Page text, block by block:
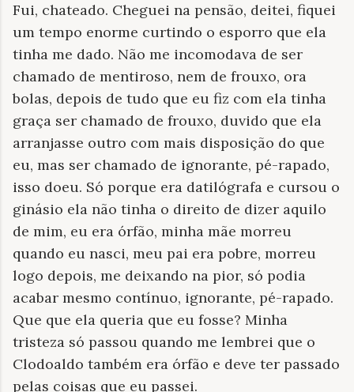
Fui, chateado. Cheguei na pensão, deitei, fiquei
um tempo enorme curtindo o esporro que ela
tinha me dado. Não me incomodava de ser
chamado de mentiroso, nem de frouxo, ora
bolas, depois de tudo que eu fiz com ela tinha
graça ser chamado de frouxo, duvido que ela
arranjasse outro com mais disposição do que
eu, mas ser chamado de ignorante, pé-rapado,
isso doeu. Só porque era datilógrafa e cursou o
ginásio ela não tinha o direito de dizer aquilo
de mim, eu era órfão, minha mãe morreu
quando eu nasci, meu pai era pobre, morreu
logo depois, me deixando na pior, só podia
acabar mesmo contínuo, ignorante, pé-rapado.
Que que ela queria que eu fosse? Minha
tristeza só passou quando me lembrei que o
Clodoaldo também era órfão e deve ter passado
pelas coisas que eu passei.